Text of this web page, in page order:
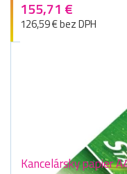
155,71 €
126,59 € bez DPH
Kancelársky papier